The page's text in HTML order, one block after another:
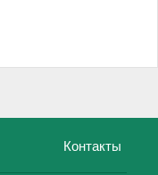
Контакты